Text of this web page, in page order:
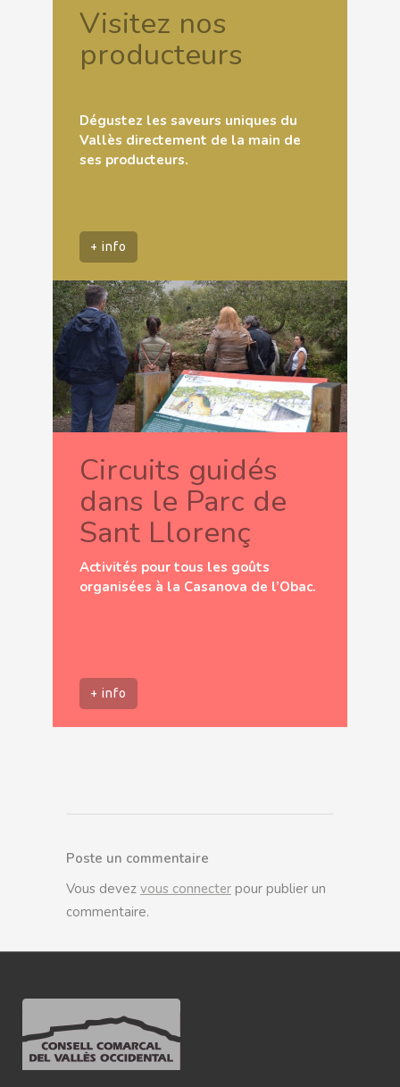
Visitez nos
producteurs
Dégustez les saveurs uniques du
Vallès directement de la main de
ses producteurs.
+ info
Circuits guidés
dans le Parc de
Sant Llorenç
Activités pour tous les goûts
organisées à la Casanova de l’Obac.
+ info
Poste un commentaire
Vous devez vous connecter pour publier un
commentaire.